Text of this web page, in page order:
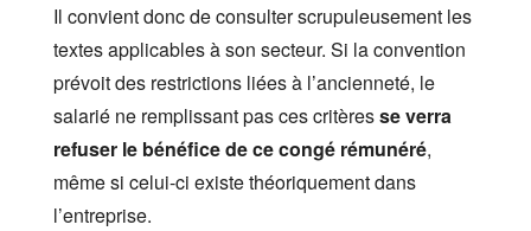
Il convient donc de consulter scrupuleusement les
textes applicables à son secteur. Si la convention
prévoit des restrictions liées à l’ancienneté, le
salarié ne remplissant pas ces critèresse verra
refuser le bénéfice de ce congé rémunéré,
même si celui-ci existe théoriquement dans
l’entreprise.